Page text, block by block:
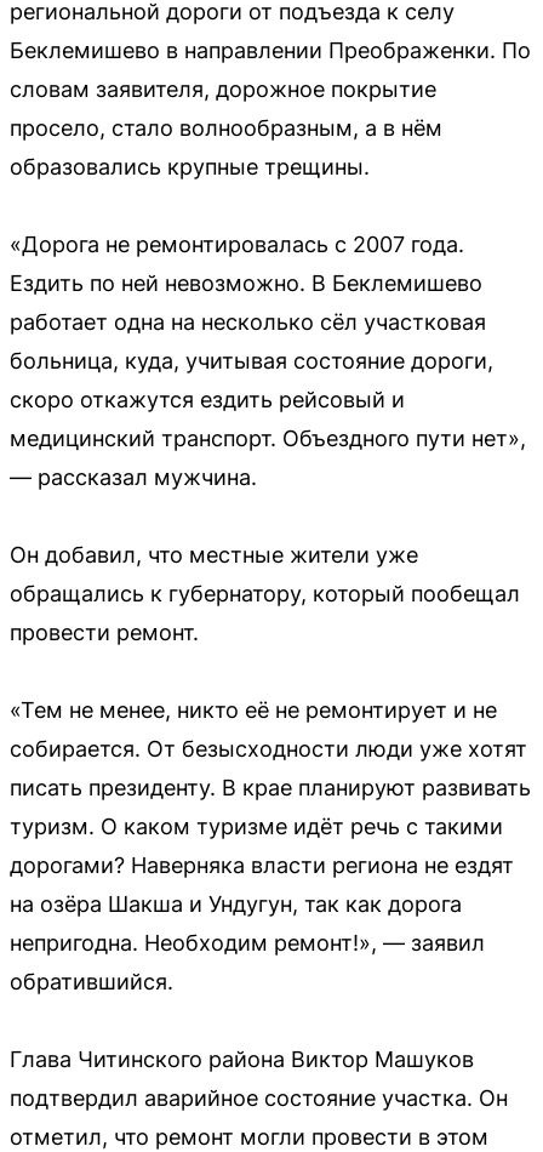
региональной дороги от подъезда к селу
Беклемишево в направлении Преображенки. По
словам заявителя, дорожное покрытие
просело, стало волнообразным, а в нём
образовались крупные трещины.
«Дорога не ремонтировалась с 2007 года.
Ездить по ней невозможно. В Беклемишево
работает одна на несколько сёл участковая
больница, куда, учитывая состояние дороги,
скоро откажутся ездить рейсовый и
медицинский транспорт. Объездного пути нет»,
— рассказал мужчина.
Он добавил, что местные жители уже
обращались к губернатору, который пообещал
провести ремонт.
«Тем не менее, никто её не ремонтирует и не
собирается. От безысходности люди уже хотят
писать президенту. В крае планируют развивать
туризм. О каком туризме идёт речь с такими
дорогами? Наверняка власти региона не ездят
на озёра Шакша и Ундугун, так как дорога
непригодна. Необходим ремонт!», — заявил
обратившийся.
Глава Читинского района Виктор Машуков
подтвердил аварийное состояние участка. Он
отметил, что ремонт могли провести в этом